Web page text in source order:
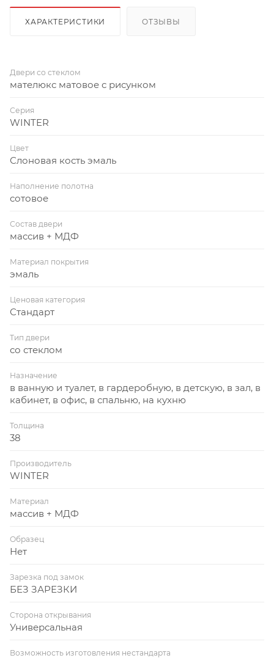
ХАРАКТЕРИСТИКИ ОТЗЫВЫ
Двери со стеклом
мателюкс матовое с рисунком
Серия
WINTER
Цвет
Слоновая кость эмаль
Наполнение полотна
сотовое
Состав двери
массив + МДФ
Материал покрытия
эмаль
Ценовая категория
Стандарт
Тип двери
со стеклом
Назначение
в ванную и туалет, в гардеробную, в детскую, в зал, в
кабинет, в офис, в спальню, на кухню
Толщина
38
Производитель
WINTER
Материал
массив + МДФ
Образец
Нет
Зарезка под замок
БЕЗ ЗАРЕЗКИ
Сторона открывания
Универсальная
Возможность изготовления нестандарта